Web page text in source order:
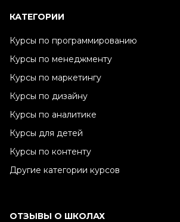
КАТЕГОРИИ
Курсы по программированию
Курсы по менеджменту
Курсы по маркетингу
Курсы по дизайну
Курсы по аналитике
Курсы для детей
Курсы по контенту
Другие категории курсов
ОТЗЫВЫ О ШКОЛАХ